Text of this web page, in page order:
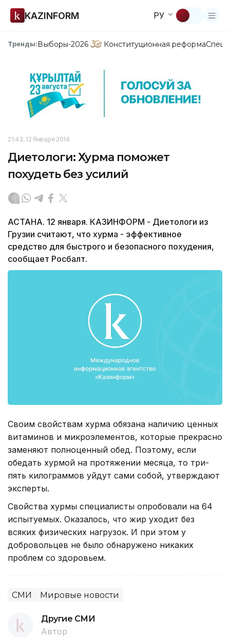
KAZINFORM РУ
Тренды:Выборы-2026 Конституционная реформа
21:43, 12 Января 2014
Диетологи: Хурма поможет
похудеть без усилий
АСТАНА. 12 января. КАЗИНФОРМ - Диетологи из
Грузии считают, что хурма - эффективное
средство для быстрого и безопасного похудения,
сообщает Росбалт.
Своим свойствам хурма обязана наличию ценных
витаминов и микроэлементов, которые прекрасно
заменяют полноценный обед. Поэтому, если
обедать хурмой на протяжении месяца, то три-
пять килограммов уйдут сами собой, утверждают
эксперты.
Свойства хурмы специалисты опробовали на 64
испытуемых. Оказалось, что жир уходит без
всяких физических нагрузок. И при этом у
добровольцев не было обнаружено никаких
проблем со здоровьем.
СМИ Мировые новости
Другие СМИ
Автор